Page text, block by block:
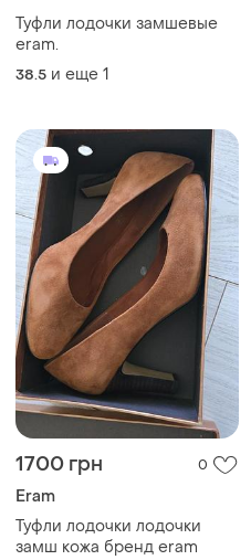
Туфли лодочки замшевые
eram.
38.5 и еще 1
1700 грн 0
Eram
Туфли лодочки лодочки
замш кожа бренд eram